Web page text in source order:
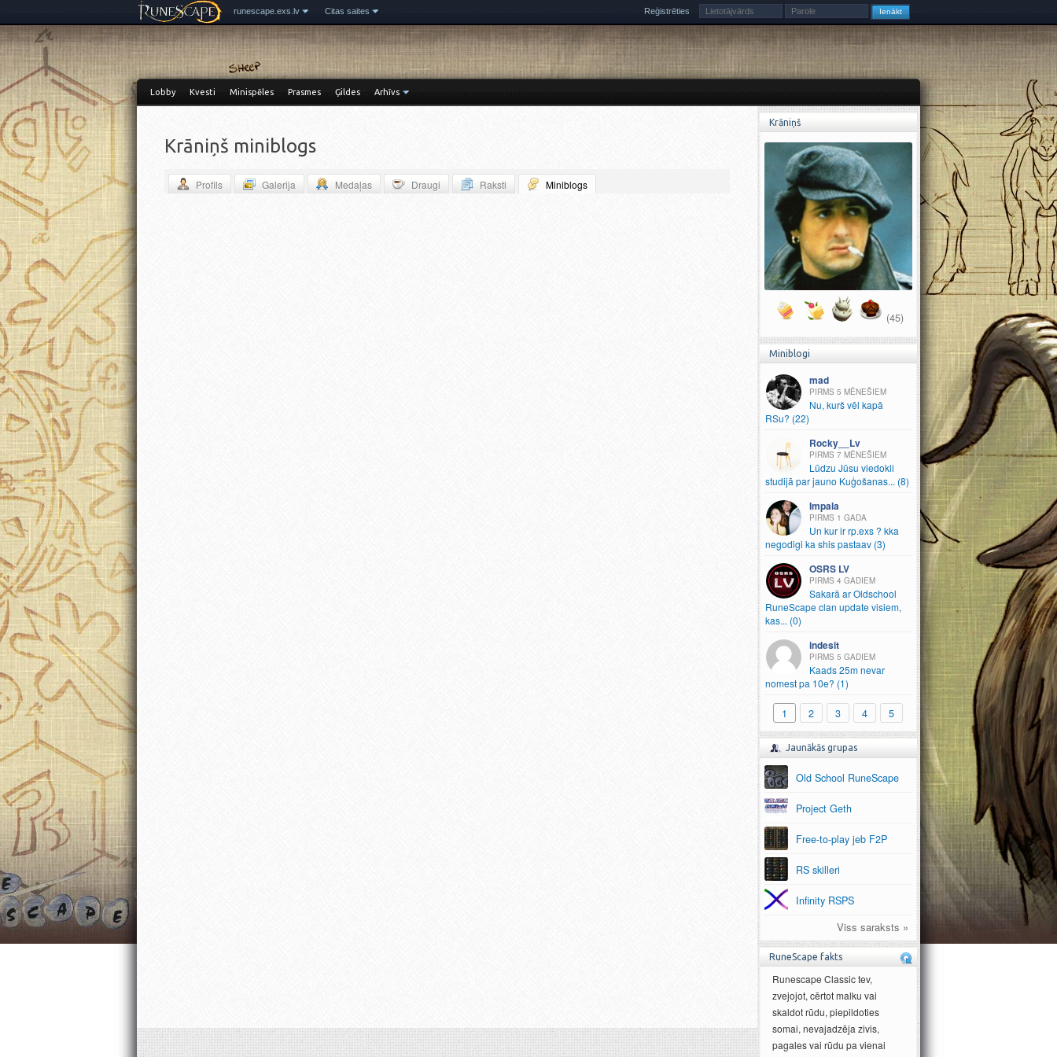
runescape.exs.lv Citas saites Reģistrēties
Lobby Kvesti Minispēles Prasmes Ģildes Arhīvs
Krāniņš miniblogs
Profils Galerija Medaļas Draugi Raksti Miniblogs
Krāniņš
(45)
Miniblogi
mad
5 MĒNEŠIEM
Nu, kurš vēl kapā
RSu? (22)
Rocky__Lv
7 MĒNEŠIEM
Lūdzu Jūsu viedokli
studijā par jauno Kuģošanas... (8)
Impala
1 GADA
Un kur ir rp.exs ? kka
negodigi ka shis pastaav (3)
OSRS LV
4 GADIEM
Sakarā ar Oldschool
RuneScape clan update visiem,
kas... (0)
indesit
5 GADIEM
Kaads 25m nevar
nomest pa 10e? (1)
1 2 3 4 5
Jaunākās grupas
Old School RuneScape
Project Geth
Free-to-play jeb F2P
RS skilleri
Infinity RSPS
Viss saraksts »
RuneScape fakts
Runescape Classic tev,
zvejojot, cērtot malku vai
skaldot rūdu, piepildoties
somai, nevajadzēja zivis,
pagales vai rūdu pa vienai